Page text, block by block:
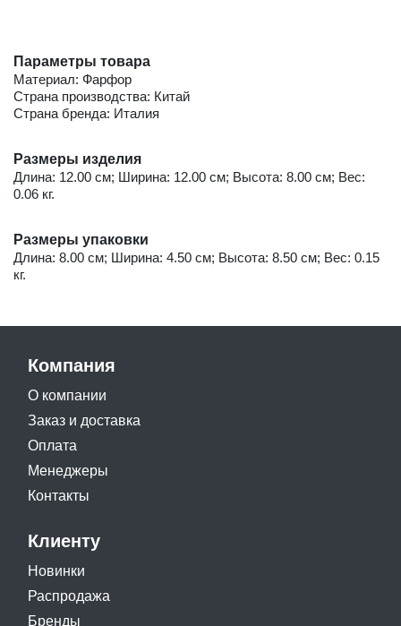
Параметры товара
Материал: Фарфор
Страна производства: Китай
Страна бренда: Италия
Размеры изделия
Длина: 12.00 см; Ширина: 12.00 см; Высота: 8.00 см; Вес:
0.06 кг.
Размеры упаковки
Длина: 8.00 см; Ширина: 4.50 см; Высота: 8.50 см; Вес: 0.15
кг.
Компания
О компании
Заказ и доставка
Оплата
Менеджеры
Контакты
Клиенту
Новинки
Распродажа
Бренды